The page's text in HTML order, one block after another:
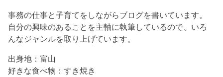
事務の仕事と子育てをしながらブログを書いています。
自分の興味のあることを主軸に執筆しているので、いろ
んなジャンルを取り上げています。
出身地：富山
好きな食べ物：すき焼き